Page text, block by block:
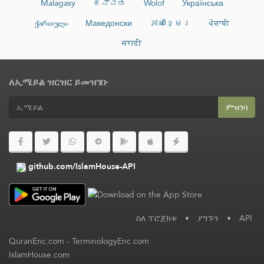
ქართული
Македонски ភាសាខ្មែរ
ਪੰਜਾਬੀ
मराठी
ለኢሜይል ዝርዝር ይመዝገቡ
ምዝገባ
github.com/IslamHouse-API
ስለ ፕሮጀክቱ • ያግኙን • API
QuranEnc.com-TerminologyEnc.com
IslamHouse.com